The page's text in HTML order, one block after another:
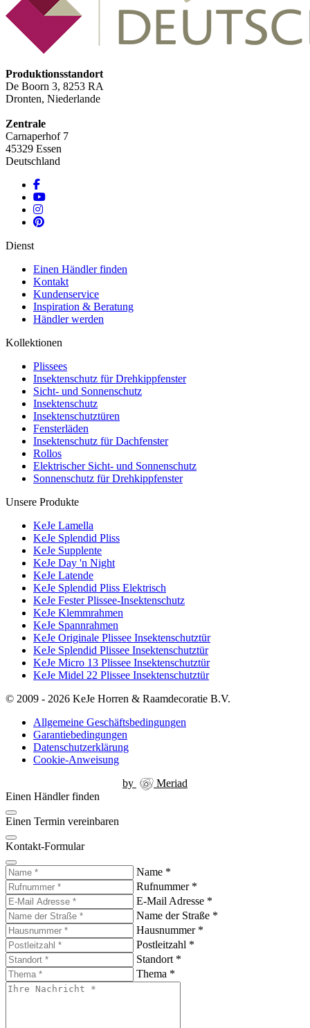
Produktionsstandort
De Boorn 3, 8253 RA
Dronten, Niederlande
Zentrale
Carnaperhof 7
45329 Essen
Deutschland
Dienst
Einen Händler finden
Kontakt
Kundenservice
Inspiration & Beratung
Händler werden
Kollektionen
Plissees
Insektenschutz für Drehkippfenster
Sicht- und Sonnenschutz
Insektenschutz
Insektenschutztüren
Fensterläden
Insektenschutz für Dachfenster
Rollos
Elektrischer Sicht- und Sonnenschutz
Sonnenschutz für Drehkippfenster
Unsere Produkte
KeJe Lamella
KeJe Splendid Pliss
KeJe Supplente
KeJe Day 'n Night
KeJe Latende
KeJe Splendid Pliss Elektrisch
KeJe Fester Plissee-Insektenschutz
KeJe Klemmrahmen
KeJe Spannrahmen
KeJe Originale Plissee Insektenschutztür
KeJe Splendid Plissee Insektenschutztür
KeJe Micro 13 Plissee Insektenschutztür
KeJe Midel 22 Plissee Insektenschutztür
© 2009 - 2026 KeJe Horren & Raamdecoratie B.V.
Allgemeine Geschäftsbedingungen
Garantiebedingungen
Datenschutzerklärung
Cookie-Anweisung
by
Meriad
Einen Händler finden
Einen Termin vereinbaren
Kontakt-Formular
Name *
Rufnummer *
E-Mail Adresse *
Name der Straße *
Hausnummer *
Postleitzahl *
Standort *
Thema *